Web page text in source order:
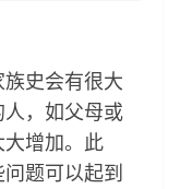
史会有很大
，如父母或
增加。此
题可以起到